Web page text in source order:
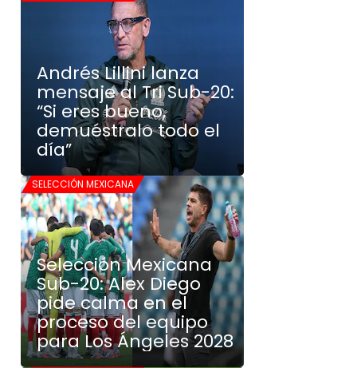
Andrés Lillini lanza
mensaje al Tri Sub-20:
“Si eres bueno,
demuéstralo todo el
día”
SELECCIÓN MEXICANA
Selección Mexicana
Sub-20: Alex Diego
pide calma en el
proceso del equipo
para Los Ángeles 2028